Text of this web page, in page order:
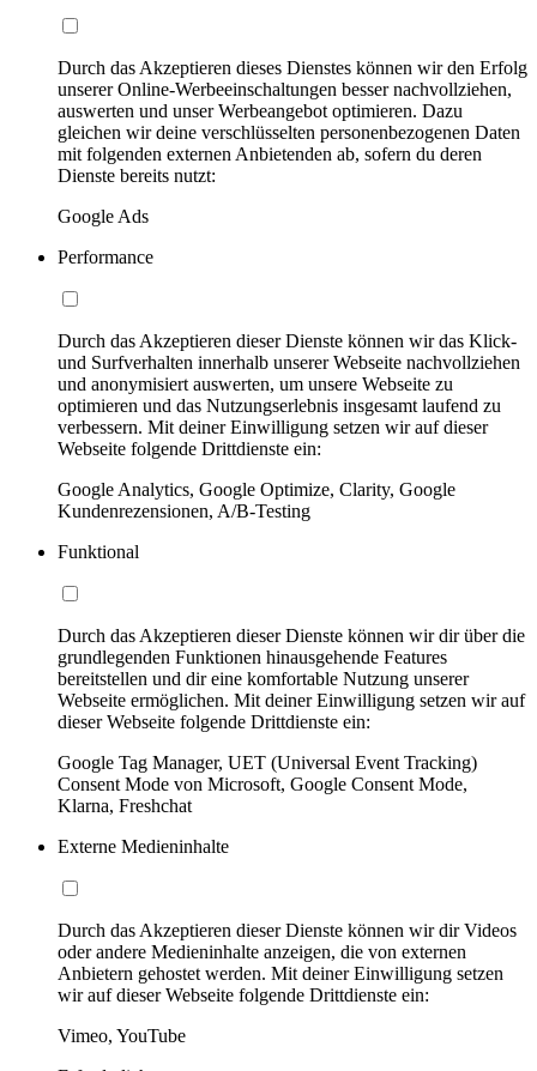
Durch das Akzeptieren dieses Dienstes können wir den Erfolg
unserer Online-Werbeeinschaltungen besser nachvollziehen,
auswerten und unser Werbeangebot optimieren. Dazu
gleichen wir deine verschlüsselten personenbezogenen Daten
mit folgenden externen Anbietenden ab, sofern du deren
Dienste bereits nutzt:
Google Ads
Performance
Durch das Akzeptieren dieser Dienste können wir das Klick-
und Surfverhalten innerhalb unserer Webseite nachvollziehen
und anonymisiert auswerten, um unsere Webseite zu
optimieren und das Nutzungserlebnis insgesamt laufend zu
verbessern. Mit deiner Einwilligung setzen wir auf dieser
Webseite folgende Drittdienste ein:
Google Analytics, Google Optimize, Clarity, Google
Kundenrezensionen, A/B-Testing
Funktional
Durch das Akzeptieren dieser Dienste können wir dir über die
grundlegenden Funktionen hinausgehende Features
bereitstellen und dir eine komfortable Nutzung unserer
Webseite ermöglichen. Mit deiner Einwilligung setzen wir auf
dieser Webseite folgende Drittdienste ein:
Google Tag Manager, UET (Universal Event Tracking)
Consent Mode von Microsoft, Google Consent Mode,
Klarna, Freshchat
Externe Medieninhalte
Durch das Akzeptieren dieser Dienste können wir dir Videos
oder andere Medieninhalte anzeigen, die von externen
Anbietern gehostet werden. Mit deiner Einwilligung setzen
wir auf dieser Webseite folgende Drittdienste ein:
Vimeo, YouTube